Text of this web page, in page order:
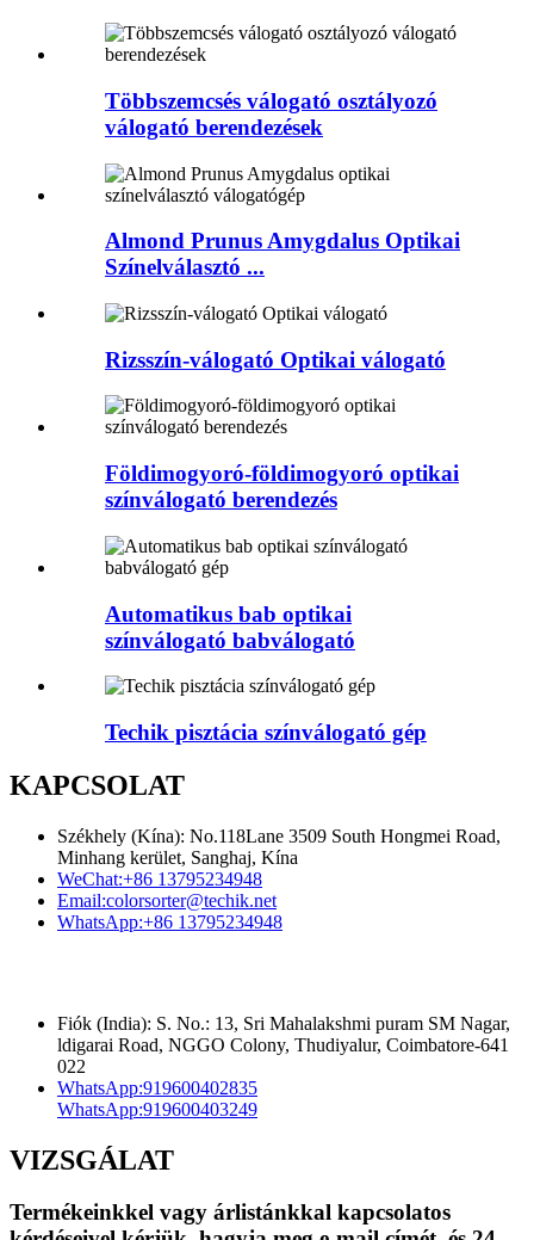
Többszemcsés válogató osztályozó
válogató berendezések
Almond Prunus Amygdalus Optikai
Színelválasztó ...
Rizsszín-válogató Optikai válogató
Földimogyoró-földimogyoró optikai
színválogató berendezés
Automatikus bab optikai
színválogató babválogató
Techik pisztácia színválogató gép
KAPCSOLAT
Székhely (Kína): No.118Lane 3509 South Hongmei Road,
Minhang kerület, Sanghaj, Kína
WeChat:+86 13795234948
Email:colorsorter@techik.net
WhatsApp:+86 13795234948
Fiók (India): S. No.: 13, Sri Mahalakshmi puram SM Nagar,
ldigarai Road, NGGO Colony, Thudiyalur, Coimbatore-641
022
WhatsApp:919600402835
WhatsApp:919600403249
VIZSGÁLAT
Termékeinkkel vagy árlistánkkal kapcsolatos